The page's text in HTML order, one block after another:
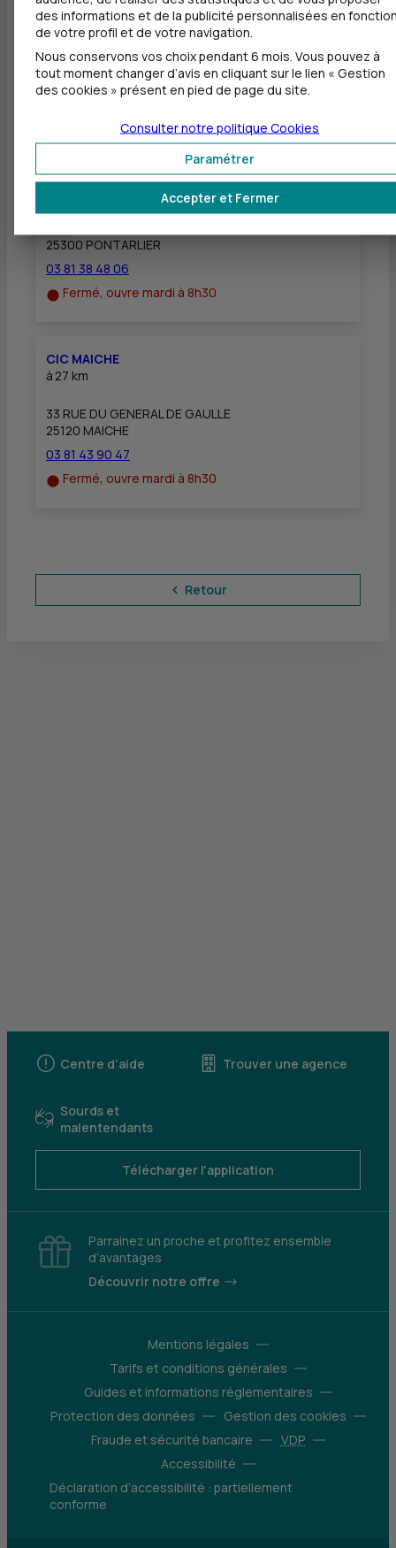
Dépôt de chèques EUR
Equipement pour déficients visuels
Autres agences les plus proches
CIC PONTARLIER
25300 PONTARLIER
03 81 38 48 06
Fermé, ouvre mardi à 8h30
CIC MAICHE
à 27 km
33 RUE DU GENERAL DE GAULLE
25120 MAICHE
03 81 43 90 47
Fermé, ouvre mardi à 8h30
Retour
Centre d'aide Trouver une agence
Sourds et
malentendants
Télécharger l'application
Parrainez un proche et profitez ensemble
d’avantages
Découvrir notre offre
Mentions légales
Tarifs et conditions générales
Guides et informations réglementaires
Protection des données
Gestion des cookies
Fraude et sécurité bancaire
VDP
Accessibilité
Déclaration d’accessibilité : partiellement
conforme
des informations et de la publicité personnalisées en
de votre profil et de votre navigation.
Nous conservons vos choix pendant 6 mois. Vous pouvez à
tout moment changer d’avis en cliquant sur le lien « Gestion
des cookies » présent en pied de page du site.
Accepter et Fermer
Paramétrer
Consulter notre politique Cookies